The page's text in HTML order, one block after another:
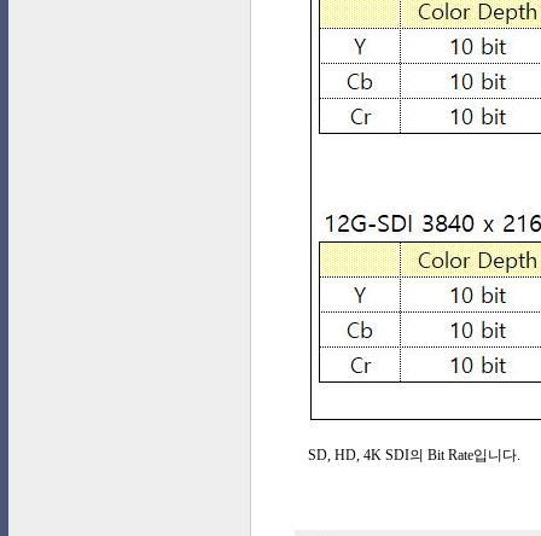
SD, HD, 4K SDI의 Bit Rate입니다.